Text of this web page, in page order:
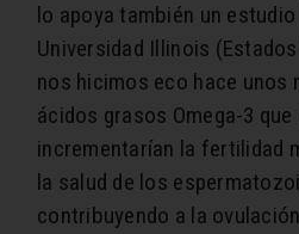
lo apoya también un
Universidad Illinois
nos hicimos eco hace unos
ácidos grasos Omega-3
incrementarían la fertilidad
la salud de los
contribuyendo a la